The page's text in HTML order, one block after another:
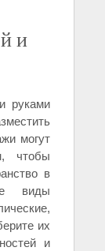
и
руками
могут
чтобы
в
виды
их
и